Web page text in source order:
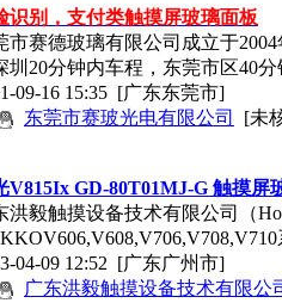
识别，支付类触摸屏玻璃面板
市赛德玻璃有限公司成立于
圳20分钟内车程，东莞市区40
09-16 15:35 [广东东莞市]
东莞市赛玻光电有限公司
[未
V815Ix GD-80T01MJ-G 触摸屏
洪毅触摸设备技术有限公司（
04-09 12:52 [广东广州市]
广东洪毅触摸设备技术有限公